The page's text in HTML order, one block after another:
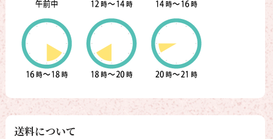
送料について